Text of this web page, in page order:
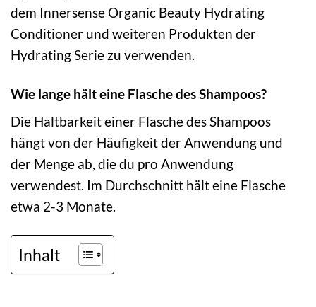
dem Innersense Organic Beauty Hydrating
Conditioner und weiteren Produkten der
Hydrating Serie zu verwenden.
Wie lange hält eine Flasche des Shampoos?
Die Haltbarkeit einer Flasche des Shampoos
hängt von der Häufigkeit der Anwendung und
der Menge ab, die du pro Anwendung
verwendest. Im Durchschnitt hält eine Flasche
etwa 2-3 Monate.
Inhalt